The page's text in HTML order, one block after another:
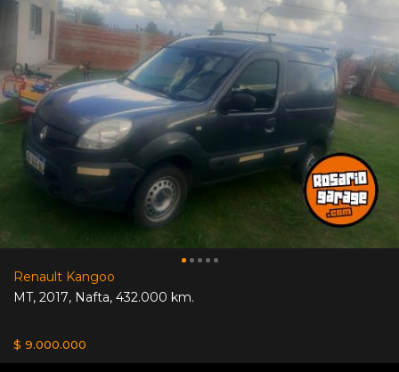
Renault Kangoo
MT, 2017, Nafta, 432.000 km.
$ 9.000.000